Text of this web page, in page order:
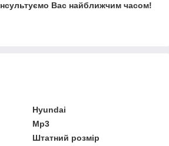
Вас найближчим часом!
Hyundai
Mp3
Штатний розмір